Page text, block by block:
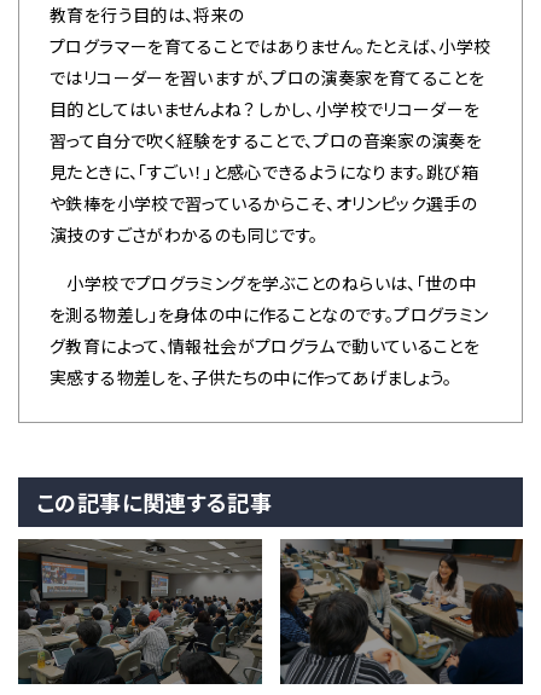
教育を行う目的は、将来の
プログラマーを育てることではありません。たとえば、小学校
ではリコーダーを習いますが、プロの演奏家を育てることを
目的としてはいませんよね？ しかし、小学校でリコーダーを
習って自分で吹く経験をすることで、プロの音楽家の演奏を
見たときに、「すごい！」と感心できるようになります。跳び箱
や鉄棒を小学校で習っているからこそ、オリンピック選手の
演技のすごさがわかるのも同じです。
小学校でプログラミングを学ぶことのねらいは、「世の中
を測る物差し」を身体の中に作ることなのです。プログラミン
グ教育によって、情報社会がプログラムで動いていることを
実感する物差しを、子供たちの中に作ってあげましょう。
この記事に関連する記事